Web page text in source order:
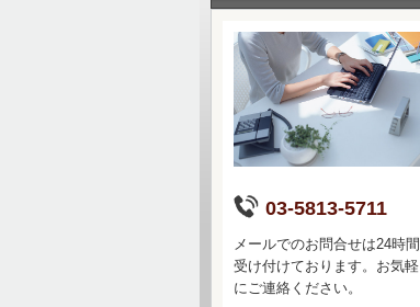
03-5813-5711
メールでのお問合せは24時間
受け付けております。お気軽
にご連絡ください。